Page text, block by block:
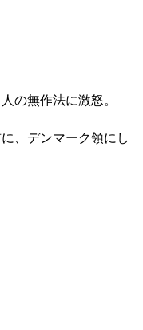
の無作法に激怒。
、デンマーク領にし